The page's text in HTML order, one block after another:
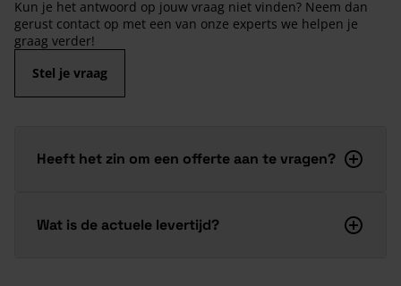
Kun je het antwoord op jouw vraag niet vinden? Neem dan
gerust contact op met een van onze experts we helpen je
graag verder!
Stel je vraag
Heeft het zin om een offerte aan te vragen?
Wat is de actuele levertijd?